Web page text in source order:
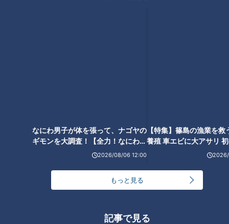
なにわ男子が体を張って、ナゴヤの
ギモンを大調査！【全力！なにわ実
験部～ナゴヤのギモン、ガチ検証
2026/08/06 12:00
もっと見る
記事で見る
ンチャンをグランパスが決めてたら勝てるところだったんです
結果が伴わず、悔しいところです。延長戦に入ってからは、数
的不利な状況に陥ったんでね、高嶺選手が（イエローカード2
それでも延長に入って先制したのはグランパスでしたし。うま